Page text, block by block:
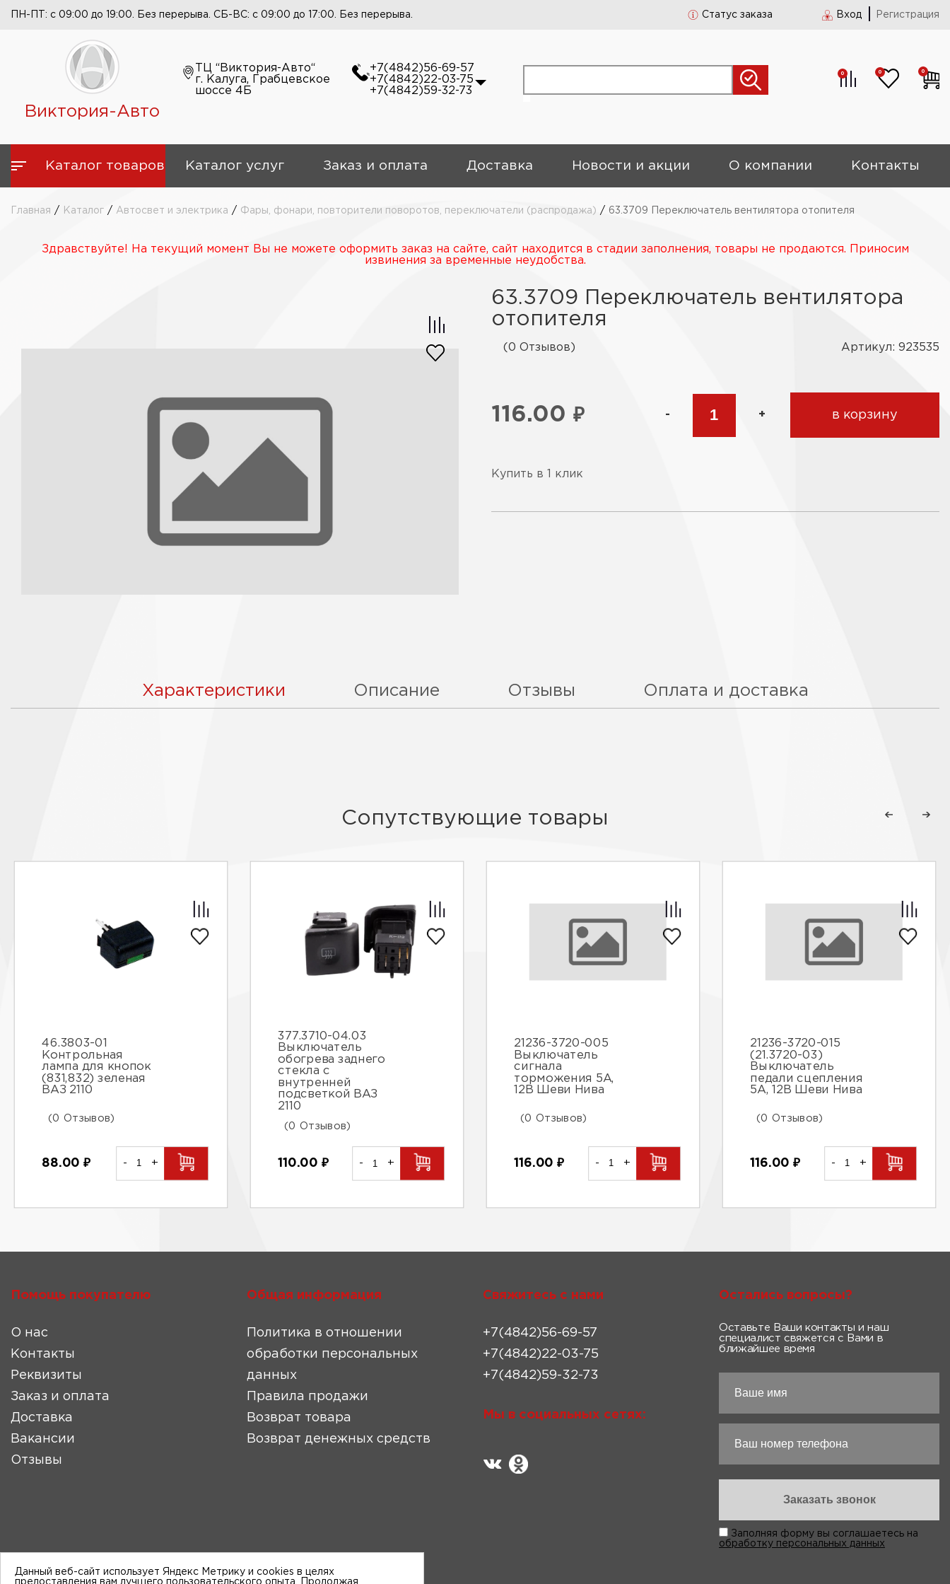
ПН-ПТ: с 09:00 до 19:00. Без перерыва. СБ-ВС: с 09:00 до 17:00. Без перерыва. Статус заказа Вход Регистрация
Виктория-Авто
ТЦ “Виктория-Авто“
г. Калуга, Грабцевское
шоссе 4Б
+7(4842)56-69-57
+7(4842)22-03-75
+7(4842)59-32-73
0 0 0
Каталог товаров Каталог услуг Заказ и оплата Доставка Новости и акции О компании Контакты
Главная / Каталог / Автосвет и электрика / Фары, фонари, повторители поворотов, переключатели (распродажа) / 63.3709 Переключатель вентилятора отопителя
Здравствуйте! На текущий момент Вы не можете оформить заказ на сайте, сайт находится в стадии заполнения, товары не продаются. Приносим
извинения за временные неудобства.
63.3709 Переключатель вентилятора
отопителя
(0 Отзывов) Артикул: 923535
116.00 ₽ - + в корзину
Купить в 1 клик
Характеристики Описание Отзывы Оплата и доставка
Сопутствующие товары
46.3803-01
Контрольная
лампа для кнопок
(831,832) зеленая
ВАЗ 2110
(0 Отзывов)
88.00 ₽ - +
377.3710-04.03
Выключатель
обогрева заднего
стекла с
внутренней
подсветкой ВАЗ
2110
(0 Отзывов)
110.00 ₽ - +
21236-3720-005
Выключатель
сигнала
торможения 5А,
12В Шеви Нива
(0 Отзывов)
116.00 ₽ - +
21236-3720-015
(21.3720-03)
Выключатель
педали сцепления
5А, 12В Шеви Нива
(0 Отзывов)
116.00 ₽ - +
Помощь покупателю
О нас
Контакты
Реквизиты
Заказ и оплата
Доставка
Вакансии
Отзывы
Общая информация
Политика в отношении
обработки персональных
данных
Правила продажи
Возврат товара
Возврат денежных средств
Свяжитесь с нами
+7(4842)56-69-57
+7(4842)22-03-75
+7(4842)59-32-73
Мы в социальных сетях:
Остались вопросы?
Оставьте Ваши контакты и наш
специалист свяжется с Вами в
ближайшее время
Заполняя форму вы соглашаетесь на
обработку персональных данных
Данный веб-сайт использует Яндекс Метрику и cookies в целях
предоставления вам лучшего пользовательского опыта. Продолжая